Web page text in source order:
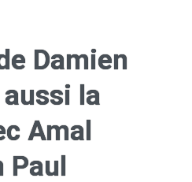
Damien
la
Amal